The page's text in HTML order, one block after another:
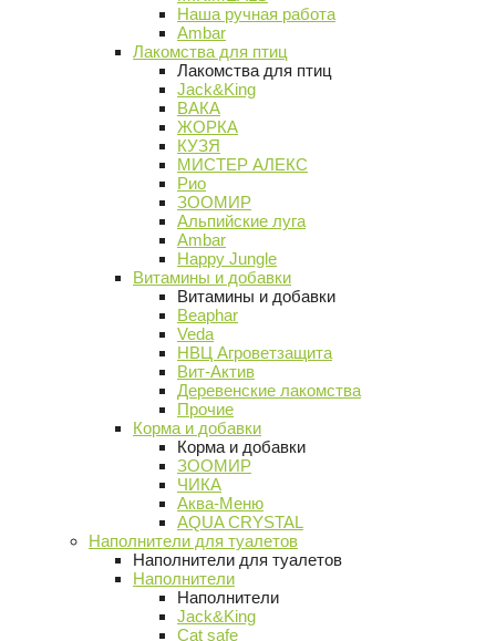
Наша ручная работа
Ambar
Лакомства для птиц
Лакомства для птиц
Jack&King
ВАКА
ЖОРКА
КУЗЯ
МИСТЕР АЛЕКС
Рио
ЗООМИР
Альпийские луга
Ambar
Happy Jungle
Витамины и добавки
Витамины и добавки
Beaphar
Veda
НВЦ Агроветзащита
Вит-Актив
Деревенские лакомства
Прочие
Корма и добавки
Корма и добавки
ЗООМИР
ЧИКА
Аква-Меню
AQUA CRYSTAL
Наполнители для туалетов
Наполнители для туалетов
Наполнители
Наполнители
Jack&King
Cat safe